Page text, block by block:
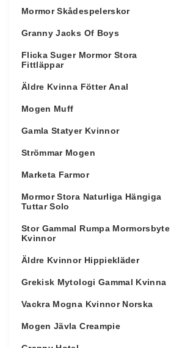
Mormor Skådespelerskor
Granny Jacks Of Boys
Flicka Suger Mormor Stora
Fittläppar
Äldre Kvinna Fötter Anal
Mogen Muff
Gamla Statyer Kvinnor
Strömmar Mogen
Marketa Farmor
Mormor Stora Naturliga Hängiga
Tuttar Solo
Stor Gammal Rumpa Mormorsbyte
Kvinnor
Äldre Kvinnor Hippiekläder
Grekisk Mytologi Gammal Kvinna
Vackra Mogna Kvinnor Norska
Mogen Jävla Creampie